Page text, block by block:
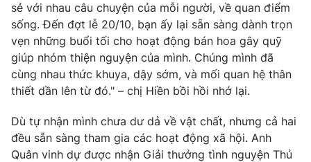
VTV9 VTV8
Liên hệ tòa soạn English
THỜI BÁO VTV
sẻ với nhau câu chuyện của mỗi người, về quan điểm
sống. Đến đợt lễ 20/10, bạn ấy lại sẵn sàng dành trọn
vẹn những buổi tối cho hoạt động bán hoa gây quỹ
giúp nhóm thiện nguyện của mình. Chúng mình đã
cùng nhau thức khuya, dậy sớm, và mối quan hệ thân
thiết dần lên từ đó." – chị Hiền bồi hồi nhớ lại.
Dù tự nhận mình chưa dư dả về vật chất, nhưng cả hai
đều sẵn sàng tham gia các hoạt động xã hội. Anh
Quân vinh dự được nhận Giải thưởng tình nguyện Thủ